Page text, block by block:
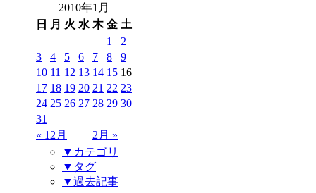
2010年1月
日
月 火 水 木 金 土
« 12月 2月 »
1
2
3
4 5 6 7 8
9
10 11 12 13 14 15 16
17 18 19 20 21 22 23
24 25 26 27 28 29 30
31
▼カテゴリ
▼タグ
▼過去記事